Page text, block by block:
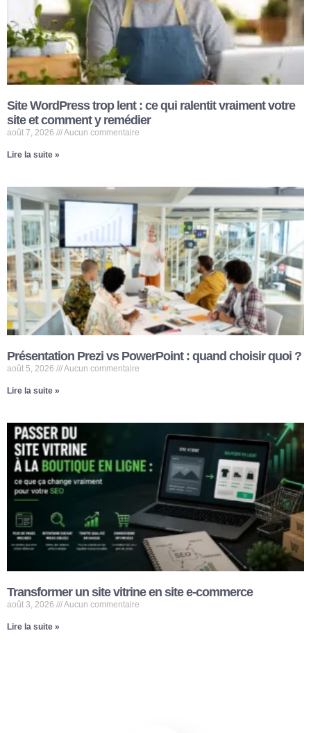
Site WordPress trop lent : ce qui ralentit vraiment votre
site et comment y remédier
août 7, 2026 Aucun commentaire
Lire la suite »
Présentation Prezi vs PowerPoint : quand choisir quoi ?
août 5, 2026 Aucun commentaire
Lire la suite »
Transformer un site vitrine en site e-commerce
août 3, 2026 Aucun commentaire
Lire la suite »